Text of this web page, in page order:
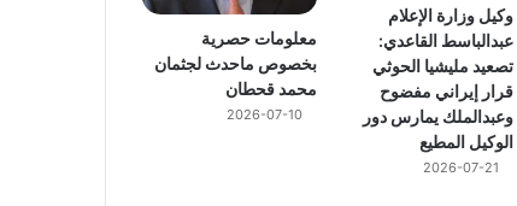
وكيل وزارة الإعلام
عبدالباسط القاعدي:
تصعيد مليشيا الحوثي
قرار إيراني مفضوح
وعبدالملك يمارس دور
الوكيل المطيع
2026-07-21
معلومات حصرية
بخصوص ماحدث لجثمان
محمد قحطان
2026-07-10